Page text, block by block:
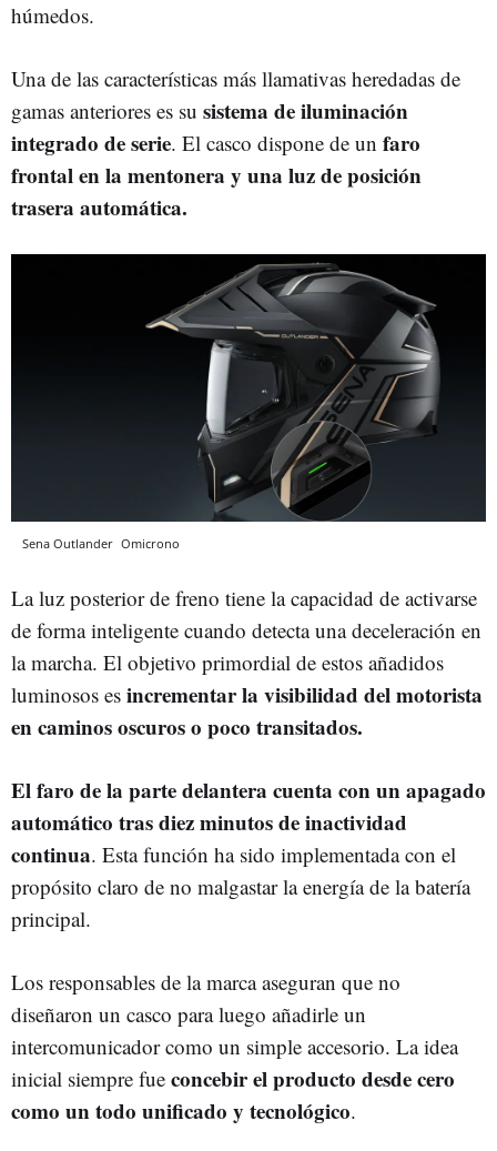
húmedos.
Una de las características más llamativas heredadas de
gamas anteriores es su sistema de iluminación
integrado de serie. El casco dispone de un faro
frontal en la mentonera y una luz de posición
trasera automática.
Sena Outlander Omicrono
La luz posterior de freno tiene la capacidad de activarse
de forma inteligente cuando detecta una deceleración en
la marcha. El objetivo primordial de estos añadidos
luminosos es incrementar la visibilidad del motorista
en caminos oscuros o poco transitados.
El faro de la parte delantera cuenta con un apagado
automático tras diez minutos de inactividad
continua. Esta función ha sido implementada con el
propósito claro de no malgastar la energía de la batería
principal.
Los responsables de la marca aseguran que no
diseñaron un casco para luego añadirle un
intercomunicador como un simple accesorio. La idea
inicial siempre fue concebir el producto desde cero
como un todo unificado y tecnológico.